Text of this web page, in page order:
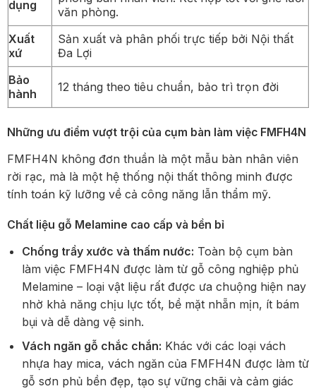
dụng
văn phòng.
Xuất
xứ
Sản xuất và phân phối trực tiếp bởi Nội thất
Đa Lợi
Bảo
hành
12 tháng theo tiêu chuẩn, bảo trì trọn đời
Những ưu điểm vượt trội của cụm bàn làm việc FMFH4N
FMFH4N không đơn thuần là một mẫu bàn nhân viên
rời rạc, mà là một hệ thống nội thất thông minh được
tính toán kỹ lưỡng về cả công năng lẫn thẩm mỹ.
Chất liệu gỗ Melamine cao cấp và bền bỉ
Chống trầy xước và thấm nước: Toàn bộ cụm bàn
làm việc FMFH4N được làm từ gỗ công nghiệp phủ
Melamine – loại vật liệu rất được ưa chuộng hiện nay
nhờ khả năng chịu lực tốt, bề mặt nhẵn mịn, ít bám
bụi và dễ dàng vệ sinh.
Vách ngăn gỗ chắc chắn: Khác với các loại vách
nhựa hay mica, vách ngăn của FMFH4N được làm từ
gỗ sơn phủ bền đẹp, tạo sự vững chãi và cảm giác